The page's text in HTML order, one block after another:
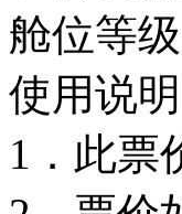
舱位等
使用说明
1．此票